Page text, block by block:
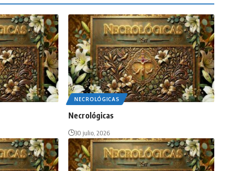
NECROLÓGICAS
Necrológicas
30 julio, 2026